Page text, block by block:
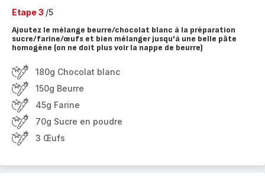
Etape 3 /5
Ajoutez le mélange beurre/chocolat blanc à la préparation
sucre/farine/œufs et bien mélanger jusqu'à une belle pâte
homogène (on ne doit plus voir la nappe de beurre)
180g Chocolat blanc
150g Beurre
45g Farine
70g Sucre en poudre
3 Œufs